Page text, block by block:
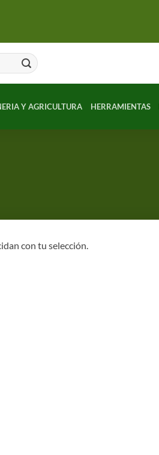
Y AGRICULTURA HERRAMIENTAS
con tu selección.